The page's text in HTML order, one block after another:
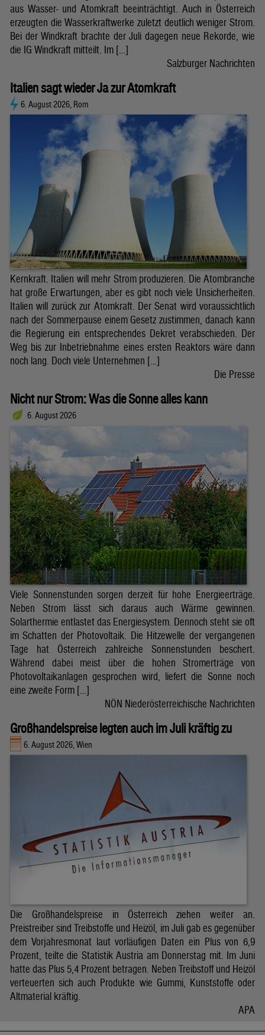
aus Wasser- und Atomkraft beeinträchtigt. Auch in Österreich
erzeugten die Wasserkraftwerke zuletzt deutlich weniger Strom.
Bei der Windkraft brachte der Juli dagegen neue Rekorde, wie
die IG Windkraft mitteilt. Im […]
Salzburger Nachrichten
Italien sagt wieder Ja zur Atomkraft
6. August 2026, Rom
Kernkraft. Italien will mehr Strom produzieren. Die Atombranche
hat große Erwartungen, aber es gibt noch viele Unsicherheiten.
Italien will zurück zur Atomkraft. Der Senat wird voraussichtlich
nach der Sommerpause einem Gesetz zustimmen, danach kann
die Regierung ein entsprechendes Dekret verabschieden. Der
Weg bis zur Inbetriebnahme eines ersten Reaktors wäre dann
noch lang. Doch viele Unternehmen […]
Die Presse
Nicht nur Strom: Was die Sonne alles kann
6. August 2026
Viele Sonnenstunden sorgen derzeit für hohe Energieerträge.
Neben Strom lässt sich daraus auch Wärme gewinnen.
Solarthermie entlastet das Energiesystem. Dennoch steht sie oft
im Schatten der Photovoltaik. Die Hitzewelle der vergangenen
Tage hat Österreich zahlreiche Sonnenstunden beschert.
Während dabei meist über die hohen Stromerträge von
Photovoltaikanlagen gesprochen wird, liefert die Sonne noch
eine zweite Form […]
NÖN Niederösterreichische Nachrichten
Großhandelspreise legten auch im Juli kräftig zu
6. August 2026, Wien
Die Großhandelspreise in Österreich ziehen weiter an.
Preistreiber sind Treibstoffe und Heizöl, im Juli gab es gegenüber
dem Vorjahresmonat laut vorläufigen Daten ein Plus von 6,9
Prozent, teilte die Statistik Austria am Donnerstag mit. Im Juni
hatte das Plus 5,4 Prozent betragen. Neben Treibstoff und Heizöl
verteuerten sich auch Produkte wie Gummi, Kunststoffe oder
Altmaterial kräftig.
APA